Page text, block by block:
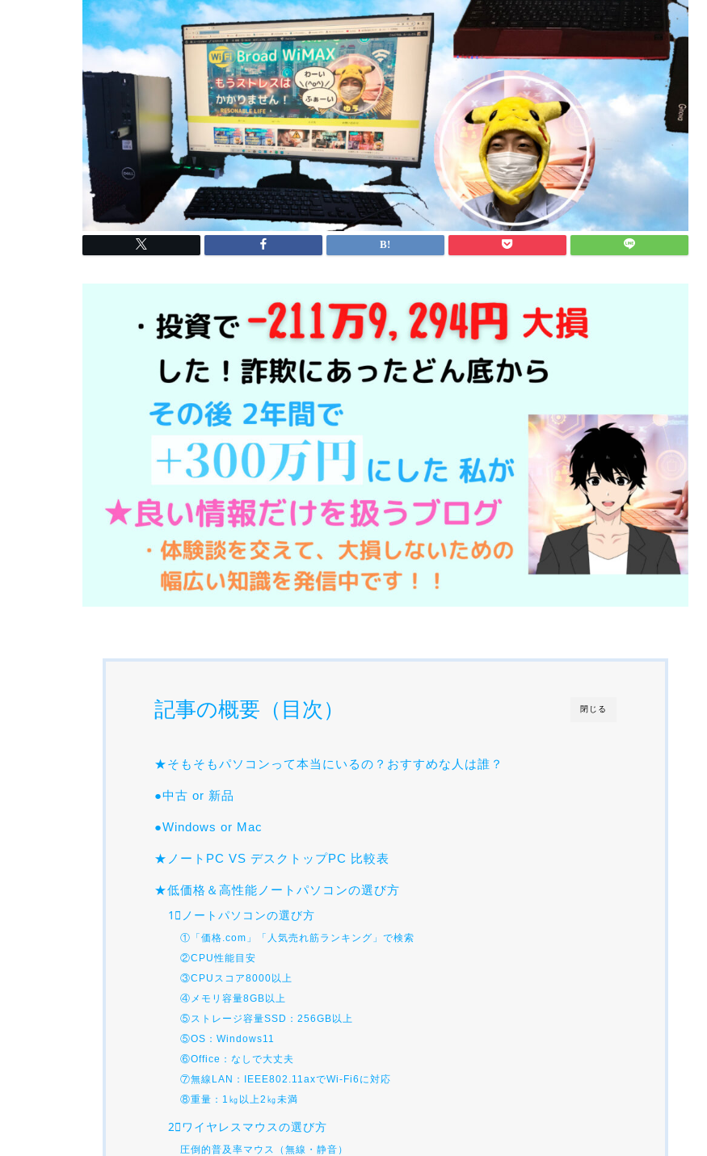
閉じる
記事の概要（目次）
★そもそもパソコンって本当にいるの？おすすめな人は誰？
●中古 or 新品
●Windows or Mac
★ノートPC VS デスクトップPC 比較表
★低価格＆高性能ノートパソコンの選び方
1⃣ノートパソコンの選び方
①「価格.com」「人気売れ筋ランキング」で検索
②CPU性能目安
③CPUスコア8000以上
④メモリ容量8GB以上
⑤ストレージ容量SSD：256GB以上
⑤OS：Windows11
⑥Office：なしで大丈夫
⑦無線LAN：IEEE802.11axでWi-Fi6に対応
⑧重量：1㎏以上2㎏未満
2⃣ワイヤレスマウスの選び方
圧倒的普及率マウス（無線・静音）